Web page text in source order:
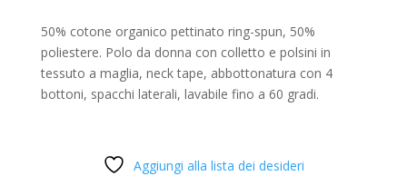
50% cotone organico pettinato ring-spun, 50%
poliestere. Polo da donna con colletto e polsini in
tessuto a maglia, neck tape, abbottonatura con 4
bottoni, spacchi laterali, lavabile fino a 60 gradi.
Aggiungi alla lista dei desideri